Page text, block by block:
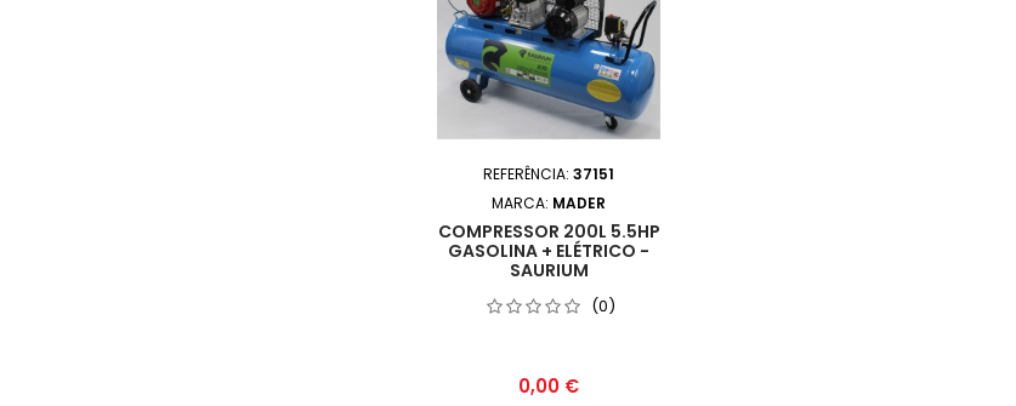
REFERÊNCIA: 37151
MARCA: MADER
COMPRESSOR 200L 5.5HP
GASOLINA + ELÉTRICO -
SAURIUM
(0)
0,00 €